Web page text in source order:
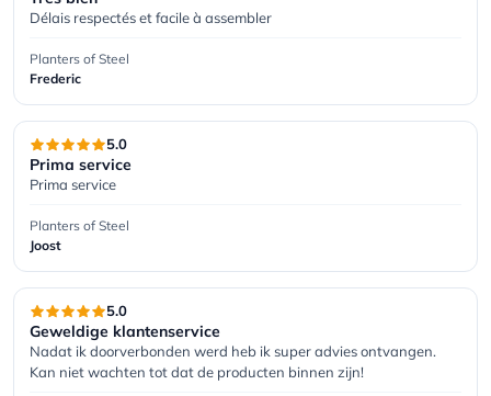
Délais respectés et facile à assembler
Planters of Steel
Frederic
5.0
Prima service
Prima service
Planters of Steel
Joost
5.0
Geweldige klantenservice
Nadat ik doorverbonden werd heb ik super advies ontvangen.
Kan niet wachten tot dat de producten binnen zijn!